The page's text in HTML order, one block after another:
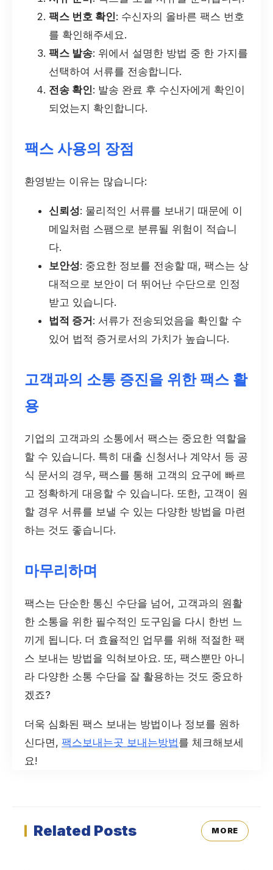
팩스 번호 확인: 수신자의 올바른 팩스 번호
를 확인해주세요.
팩스 발송: 위에서 설명한 방법 중 한 가지를
선택하여 서류를 전송합니다.
전송 확인: 발송 완료 후 수신자에게 확인이
되었는지 확인합니다.
팩스 사용의 장점
환영받는 이유는 많습니다:
신뢰성: 물리적인 서류를 보내기 때문에 이
메일처럼 스팸으로 분류될 위험이 적습니
다.
보안성: 중요한 정보를 전송할 때, 팩스는 상
대적으로 보안이 더 뛰어난 수단으로 인정
받고 있습니다.
법적 증거 : 서류가 전송되었음을 확인할 수
있어 법적 증거로서의 가치가 높습니다.
고객과의 소통 증진을 위한 팩스 활
용
기업의 고객과의 소통에서 팩스는 중요한 역할을
할 수 있습니다. 특히 대출 신청서나 계약서 등 공
식 문서의 경우, 팩스를 통해 고객의 요구에 빠르
고 정확하게 대응할 수 있습니다. 또한, 고객이 원
할 경우 서류를 보낼 수 있는 다양한 방법을 마련
하는 것도 좋습니다.
마무리하며
팩스는 단순한 통신 수단을 넘어, 고객과의 원활
한 소통을 위한 필수적인 도구임을 다시 한번 느
끼게 됩니다. 더 효율적인 업무를 위해 적절한 팩
스 보내는 방법을 익혀보아요. 또, 팩스뿐만 아니
라 다양한 소통 수단을 잘 활용하는 것도 중요하
겠죠?
더욱 심화된 팩스 보내는 방법이나 정보를 원하
신다면, 팩스보내는곳 보내는방법를 체크해보세
요!
Related Posts MORE